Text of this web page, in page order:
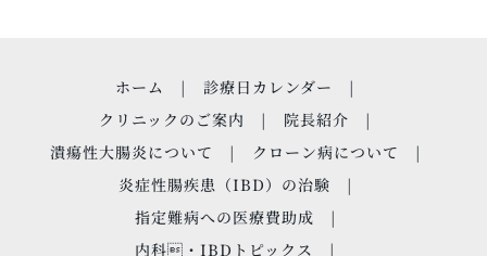
ホーム
診療日カレンダー
クリニックのご案内
院長紹介
潰瘍性大腸炎について
クローン病について
炎症性腸疾患（IBD）の治験
指定難病への医療費助成
内科・IBDトピックス